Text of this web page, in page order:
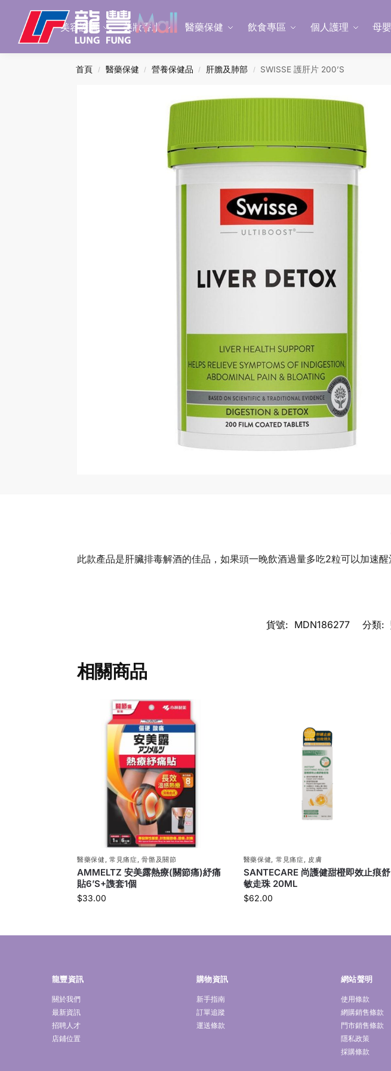
美容護膚 美妝香水 醫藥保健 飲食專區 個人護理 母
Search
首頁 / 醫藥保健 / 營養保健品 / 肝膽及肺部 / SWISSE 護肝片 200’S
此款產品是肝臟排毒解酒的佳品，如果頭一晚飲酒過量多吃2粒可以加速
貨號: MDN186277 分類:
相關商品
醫藥保健 ,常見痛症 ,骨骼及關節
AMMELTZ 安美露熱療(關節痛)紓痛
貼6’S+謢套1個
$33.00
醫藥保健 常見痛症 皮膚
SANTECARE 尚護健甜橙即效止痕舒
敏走珠 20ML
$62.00
龍豐資訊
關於我們
最新資訊
招聘人才
店鋪位置
購物資訊
新手指南
訂單追蹤
運送條款
網站聲明
使用條款
網購銷售條款
門市銷售條款
隱私政策
採購條款